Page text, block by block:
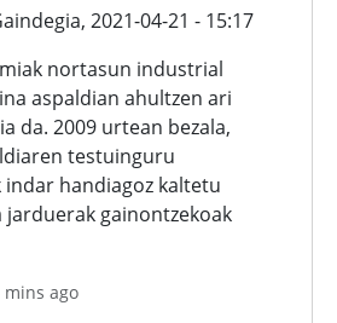
2021-04-21 - 15:17
nortasun industrial
aspaldian ahultzen ari
da. 2009 urtean bezala,
testuinguru
handiagoz kaltetu
gainontzekoak
ago